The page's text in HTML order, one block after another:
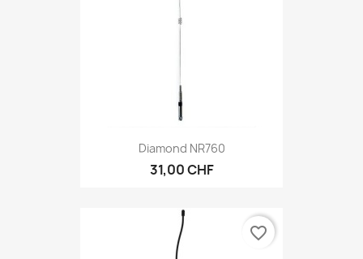
Diamond NR760
31,00 CHF
favorite_border